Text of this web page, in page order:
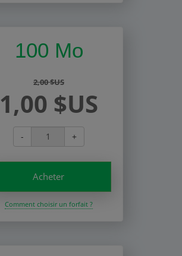
100 Mo
2,00 $US
1,00 $US
- +
Acheter
Comment choisir un forfait ?